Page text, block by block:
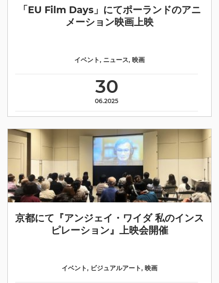
「EU Film Days」にてポーランドのアニ
メーション映画上映
30
06.2025
イベント, ニュース, 映画
京都にて『アンジェイ・ワイダ 私のインス
ピレーション』上映会開催
イベント, ビジュアルアート, 映画